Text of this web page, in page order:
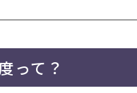
って？